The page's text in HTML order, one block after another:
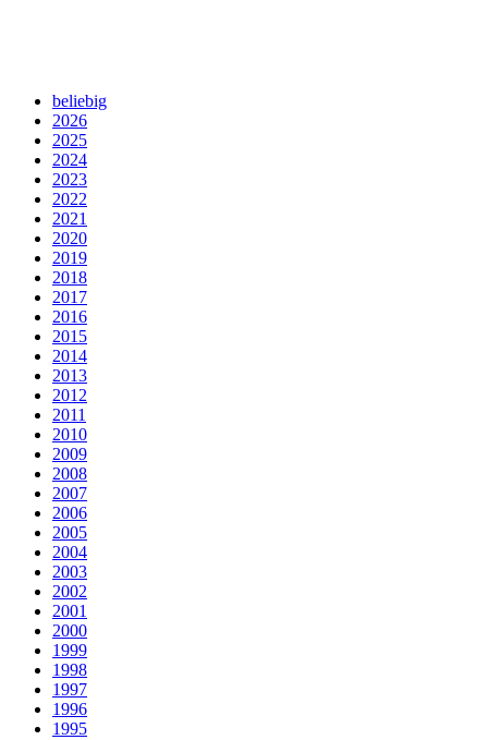
beliebig
2026
2025
2024
2023
2022
2021
2020
2019
2018
2017
2016
2015
2014
2013
2012
2011
2010
2009
2008
2007
2006
2005
2004
2003
2002
2001
2000
1999
1998
1997
1996
1995